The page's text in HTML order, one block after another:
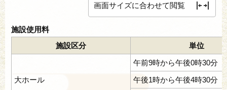
画面サイズに合わせて閲覧
施設使用料
施設区分
単位
大ホール
午前9時から午後0時30分
午後1時から午後4時30分